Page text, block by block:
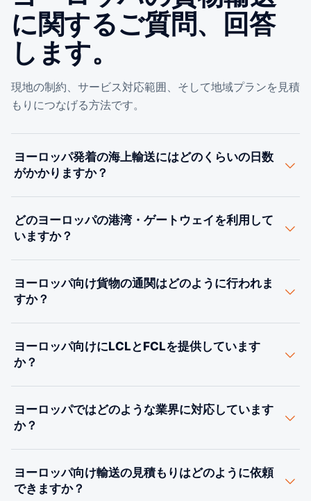
に関するご質問、回答
します。
現地の制約、サービス対応範囲、そして地域プランを見積
もりにつなげる方法です。
ヨーロッパ発着の海上輸送にはどのくらいの日数
がかかりますか？
望峰経由でルーティングする場合はさらに長くなりま
す。米国東海岸から北ヨーロッパまでは10〜16日かかり
ます。ヨーロッパ域内の輸送では多くの場合、道路輸送
または近海輸送が利用され、2〜7日かかります。航空輸
送は1〜5日です。航路ごとに正確な輸送日数を確認いた
どのヨーロッパの港湾・ゲートウェイを利用して
いますか？
ワープ、ハンブルク、ブレーマーハーフェンのほか、南
部のバレンシア、バルセロナ、ジェノヴァが含まれま
す。ロッテルダムとアントワープが最大です。内陸への
配送は道路と鉄道で大陸の他の地域に届きます。
ヨーロッパ向け貨物の通関はどのように行われま
すか？
にEU通関を通過します。当社の通関業者パートナーが申
告と書類手続きを行います。EU域内の移動は無税である
一方、域外からの輸入はUnion Customs Codeに従いま
す。
ヨーロッパ向けにLCLとFCLを提供しています
か？
手配します。LCLは定期的な混載サービスを利用して少
量の貨物に適しており、FCLは通常およそ10〜15 CBMを
超えるとより適しています。お客様の貨物に適したオプ
ションをご提案します。
ヨーロッパではどのような業界に対応しています
か？
プロジェクトカーゴを支援しています。ヨーロッパは厳
格なコンプライアンスを伴う成熟した市場であるため、
ヨーロッパ向け輸送の見積もりはどのように依頼
できますか？